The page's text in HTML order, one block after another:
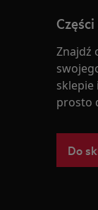
Znajdź
prosto
Do